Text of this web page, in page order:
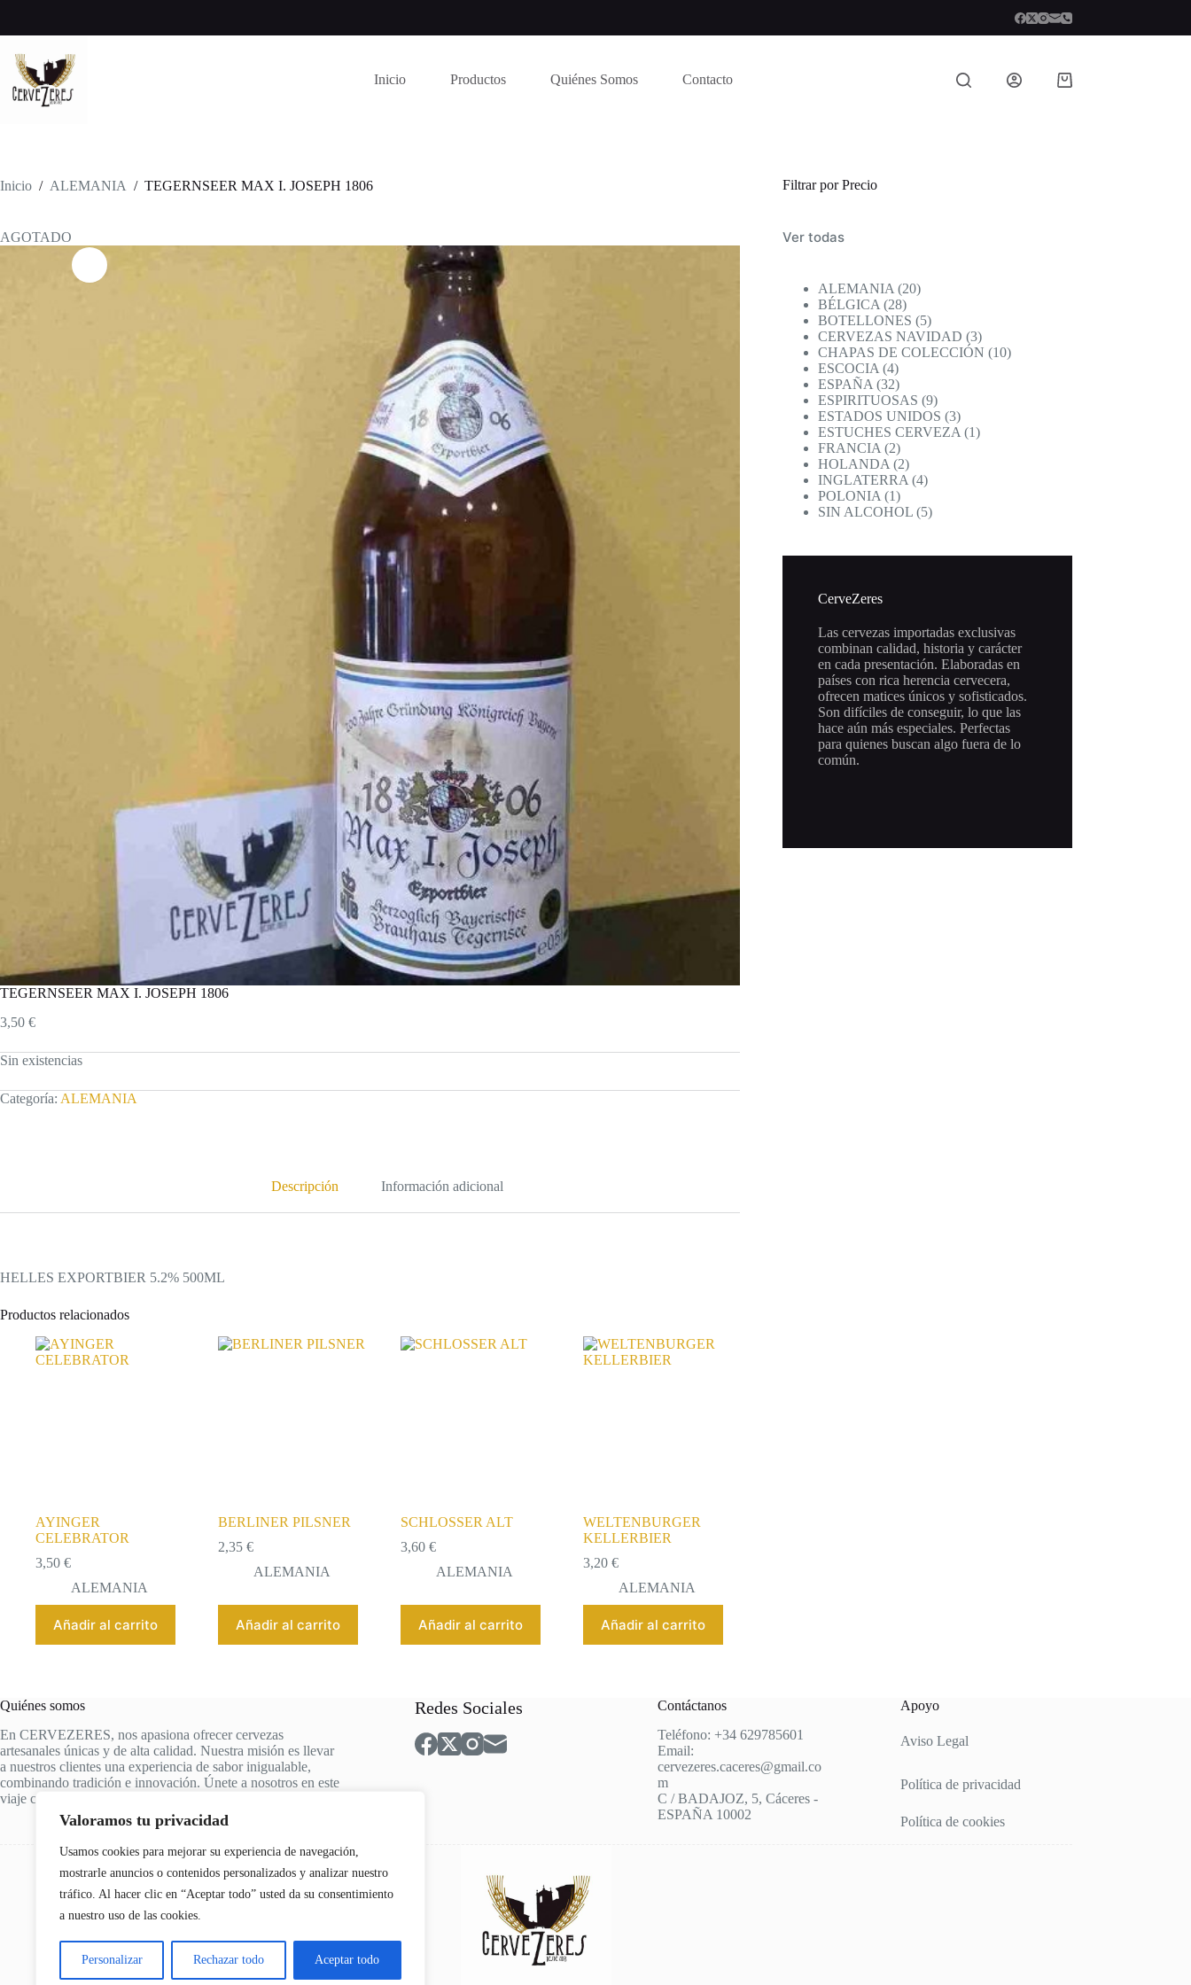
Valoramos tu privacidad
Usamos cookies para mejorar su experiencia de navegación,
mostrarle anuncios o contenidos personalizados y analizar nuestro
tráfico. Al hacer clic en “Aceptar todo” usted da su consentimiento
a nuestro uso de las cookies.
Personalizar Rechazar todo Aceptar todo
contenido
Inicio Productos Quiénes Somos Contacto
Carro
Inicio / ALEMANIA / TEGERNSEER MAX I. JOSEPH 1806
AGOTADO
TEGERNSEER MAX I. JOSEPH 1806
3,50 €
Sin existencias
Categoría: ALEMANIA
Descripción Información adicional
HELLES EXPORTBIER 5.2% 500ML
Productos relacionados
AYINGER
CELEBRATOR
3,50 €
ALEMANIA
Añadir al carrito
BERLINER PILSNER
2,35€
ALEMANIA
Añadir al carrito
SCHLOSSER ALT
3,60€
ALEMANIA
Añadir al carrito
WELTENBURGER
KELLERBIER
3,20€
ALEMANIA
Añadir al carrito
Filtrar por Precio
Ver todas
ALEMANIA 2020
BÉLGICA 2828
productos
BOTELLONES 55
productos
CERVEZAS NAVIDAD 33
productos
CHAPAS DE COLECCIÓN 1010
ESCOCIA 44
productos
ESPAÑA 3232
productos
ESPIRITUOSAS 99
productos
ESTADOS UNIDOS 33
productos
ESTUCHES CERVEZA 11
FRANCIA 22
productos
HOLANDA 22
productos
INGLATERRA 44
POLONIA 11
producto
SIN ALCOHOL 55
CerveZeres
Las cervezas importadas exclusivas
combinan calidad, historia y carácter
en cada presentación. Elaboradas en
países con rica herencia cervecera,
ofrecen matices únicos y sofisticados.
Son difíciles de conseguir, lo que las
hace aún más especiales. Perfectas
para quienes buscan algo fuera de lo
común.
Quiénes somos
En CERVEZERES, nos apasiona ofrecer cervezas
artesanales únicas y de alta calidad. Nuestra misión es llevar
a nuestros clientes una experiencia de sabor inigualable,
combinando tradición e innovación. Únete a nosotros en este
viaje cervecero y descubre tus nuevas cervezas favoritas.
Redes Sociales
Contáctanos
Teléfono: +34 629785601
Email:
cervezeres.caceres@gmail.co
m
C / BADAJOZ, 5, Cáceres -
ESPAÑA 10002
Apoyo
Aviso Legal
Política de privacidad
Política de cookies